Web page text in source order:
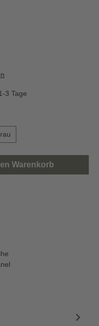
3 Tage
Warenkorb